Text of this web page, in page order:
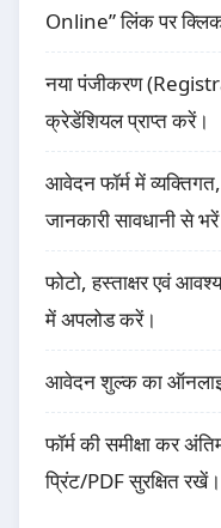
Online” लिंक पर
नया पंजीकरण
क्रेडेंशियल प्राप्त करें।
आवेदन फॉर्म में
जानकारी सावधानी से
फोटो, हस्ताक्षर एवं
में अपलोड करें।
आवेदन शुल्क का
फॉर्म की समीक्षा कर
प्रिंट/PDF सुरक्षित रखें।